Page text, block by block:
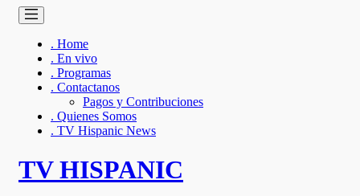
. Home
. En vivo
. Programas
. Contactanos
Pagos y Contribuciones
. Quienes Somos
. TV Hispanic News
TV HISPANIC